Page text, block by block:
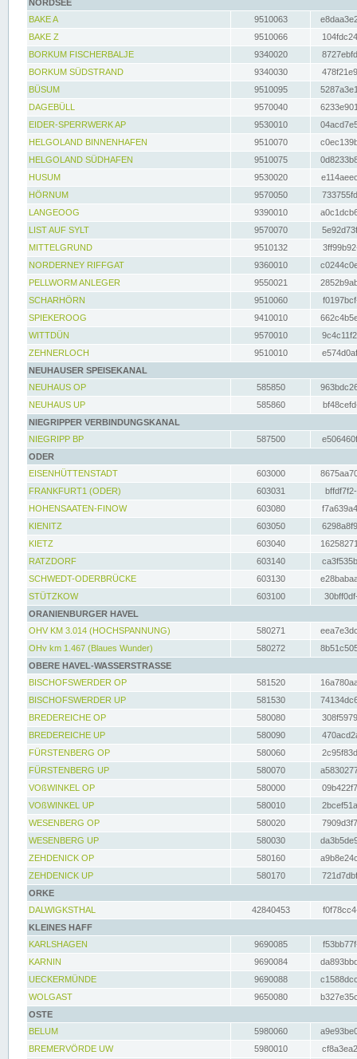
NORDSEE
BAKE A
9510063
BAKE Z
9510066
BORKUM FISCHERBALJE
9340020
BORKUM SÜDSTRAND
9340030
BÜSUM
9510095
DAGEBÜLL
9570040
EIDER-SPERRWERK AP
9530010
HELGOLAND BINNENHAFEN
9510070
HELGOLAND SÜDHAFEN
9510075
HUSUM
9530020
HÖRNUM
9570050
LANGEOOG
9390010
LIST AUF SYLT
9570070
MITTELGRUND
9510132
NORDERNEY RIFFGAT
9360010
PELLWORM ANLEGER
9550021
SCHARHÖRN
9510060
SPIEKEROOG
9410010
WITTDÜN
9570010
ZEHNERLOCH
9510010
NEUHAUSER SPEISEKANAL
NEUHAUS OP
585850
NEUHAUS UP
585860
NIEGRIPPER VERBINDUNGSKANAL
NIEGRIPP BP
587500
ODER
EISENHÜTTENSTADT
603000
FRANKFURT1 (ODER)
603031
HOHENSAATEN-FINOW
603080
KIENITZ
603050
KIETZ
603040
RATZDORF
603140
SCHWEDT-ODERBRÜCKE
603130
STÜTZKOW
603100
ORANIENBURGER HAVEL
OHV KM 3.014 (HOCHSPANNUNG)
580271
OHv km 1.467 (Blaues Wunder)
580272
OBERE HAVEL-WASSERSTRASSE
BISCHOFSWERDER OP
581520
BISCHOFSWERDER UP
581530
BREDEREICHE OP
580080
BREDEREICHE UP
580090
FÜRSTENBERG OP
580060
FÜRSTENBERG UP
580070
VOßWINKEL OP
580000
VOßWINKEL UP
580010
WESENBERG OP
580020
WESENBERG UP
580030
ZEHDENICK OP
580160
ZEHDENICK UP
580170
ORKE
DALWIGKSTHAL
42840453
KLEINES HAFF
KARLSHAGEN
9690085
KARNIN
9690084
UECKERMÜNDE
9690088
WOLGAST
9650080
OSTE
BELUM
5980060
BREMERVÖRDE UW
5980010